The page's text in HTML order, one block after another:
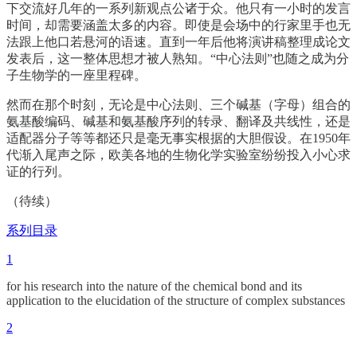
下交流好几年的一系列新观点公诸于众。他只有一小时的发言
时间，却需要涵盖太多的内容。即使是会场中的行家里手也无
法跟上他口若悬河的语速。直到一年后他将演讲稿整理成论文
发表后，这一整体思想才被人熟知。“中心法则”也随之成为分
子生物学的一座里程碑。
然而在那个时刻，无论是中心法则、三个碱基（字母）组合的
氨基酸编码、碱基和氨基酸序列的转录、翻译及共线性，还是
适配器分子等等都还只是毫无事实根据的大胆假设。在1950年
代渐入尾声之际，欧美各地的生物化学实验室纷纷投入小心求
证的行列。
（待续）
系列目录
1
for his research into the nature of the chemical bond and its
application to the elucidation of the structure of complex substances
2